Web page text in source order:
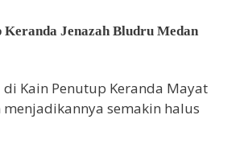
Keranda Jenazah Bludru Medan
Kain Penutup Keranda Mayat
semakin halus